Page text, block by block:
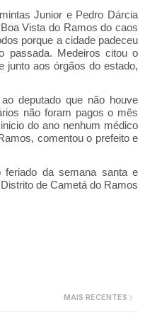
Junior e Pedro Dárcia
Vista do Ramos do caos
porque a cidade padeceu
passada. Medeiros citou o
junto aos órgãos do estado,
deputado que não houve
não foram pagos o mês
do ano nenhum médico
comentou o prefeito e
feriado da semana santa e
de Cametá do Ramos
MAIS RECENTES